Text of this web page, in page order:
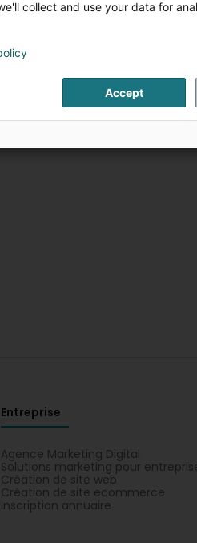
Entreprise
Agence Marketing Digital
Solutions marketing pour
Création de site web
Création de site ecommerce
Inscription annuaire
collect and use your data for
Accept